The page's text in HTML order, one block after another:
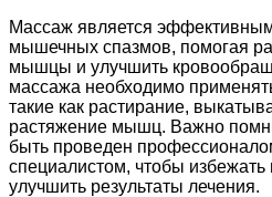
Массаж является
мышечных спазмов, помогая
мышцы и улучшить
массажа необходимо
такие как растирание,
растяжение мышц. Важно
быть проведен
специалистом, чтобы
улучшить результаты лечения.